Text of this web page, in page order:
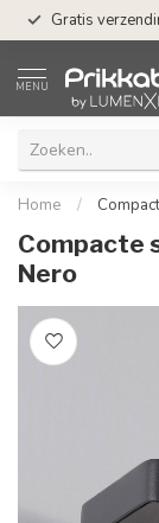
Gratis
MENU
Home /
Compacte
Nero